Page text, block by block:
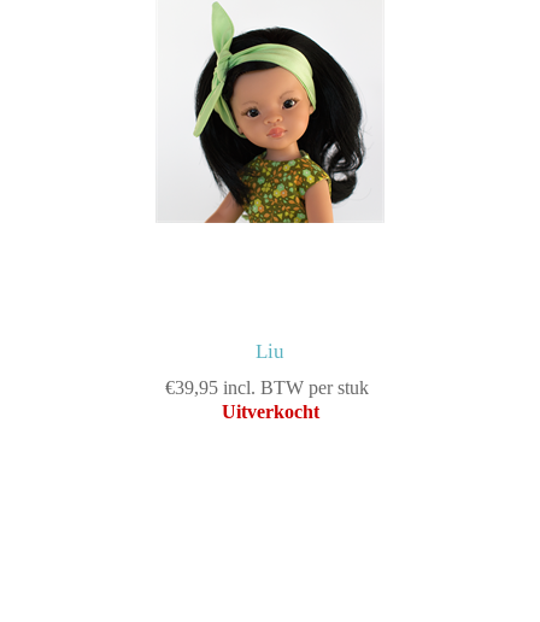
Liu
€39,95 incl. BTW per stuk
Uitverkocht